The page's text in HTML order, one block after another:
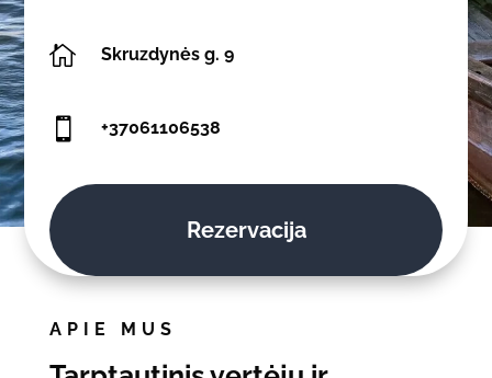
 Skruzdynės g. 9
 +37061106538
Rezervacija
APIE MUS